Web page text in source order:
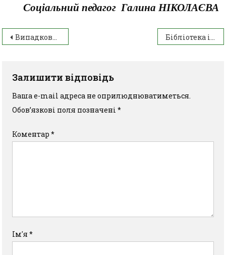
Соціальний педагог Галина НІКОЛАЄВА
Випадкова зустріч Бібліотека інформує: «Найбільше і найдорожче добро кожного народу – це його мова» Панас Мирний
Залишити відповідь
Ваша e-mail адреса не оприлюднюватиметься.
Обов’язкові поля позначені*
Коментар*
Ім'я*